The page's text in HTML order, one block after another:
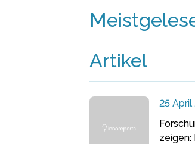
Artikel
25
zeigen: